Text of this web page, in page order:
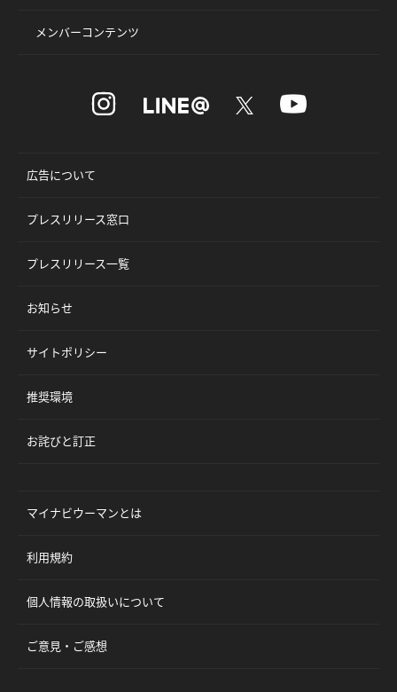
メンバーコンテンツ
広告について
プレスリリース窓口
プレスリリース一覧
お知らせ
サイトポリシー
推奨環境
お詫びと訂正
マイナビウーマンとは
利用規約
個人情報の取扱いについて
ご意見・ご感想